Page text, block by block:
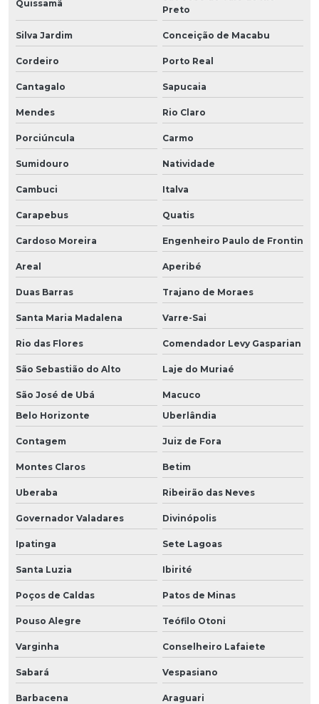
Quissamã
Preto
Silva Jardim Conceição de Macabu
Cordeiro Porto Real
Cantagalo Sapucaia
Mendes Rio Claro
Porciúncula Carmo
Sumidouro Natividade
Cambuci Italva
Carapebus Quatis
Cardoso Moreira Engenheiro Paulo de Frontin
Areal Aperibé
Duas Barras Trajano de Moraes
Santa Maria Madalena Varre-Sai
Rio das Flores Comendador Levy Gasparian
São Sebastião do Alto Laje do Muriaé
São José de Ubá
Macuco
Belo Horizonte
Uberlândia
Contagem Juiz de Fora
Montes Claros Betim
Uberaba Ribeirão das Neves
Governador Valadares Divinópolis
Ipatinga Sete Lagoas
Santa Luzia Ibirité
Poços de Caldas Patos de Minas
Pouso Alegre Teófilo Otoni
Varginha Conselheiro Lafaiete
Sabará Vespasiano
Barbacena Araguari